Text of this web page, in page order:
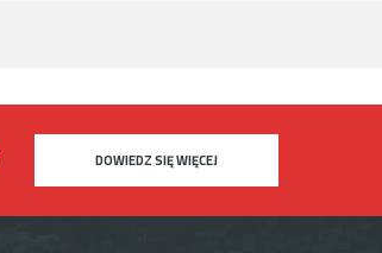
DOWIEDZ SIĘ WIĘCEJ